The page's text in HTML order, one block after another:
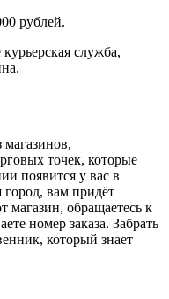
рублей.
служба,
точек, которые
появится у вас в
город, вам придёт
магазин, обращаетесь к
номер заказа. Забрать
который знает